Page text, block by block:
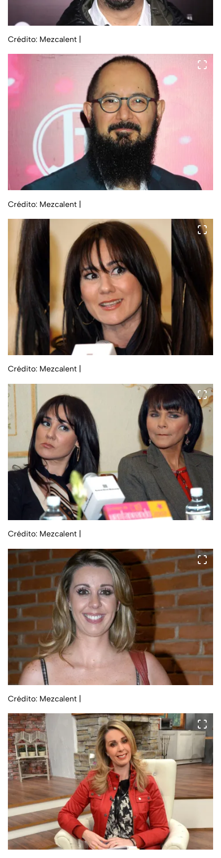
Crédito: Mezcalent |
Crédito: Mezcalent |
Crédito: Mezcalent
Crédito: Mezcalent |
Crédito: Mezcalent |